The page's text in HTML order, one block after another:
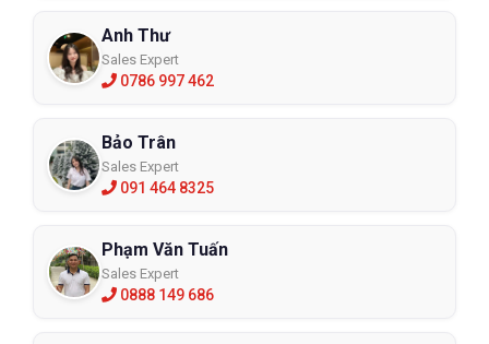
Anh Thư
Sales Expert
0786 997 462
Bảo Trân
Sales Expert
091 464 8325
Phạm Văn Tuấn
Sales Expert
0888 149 686